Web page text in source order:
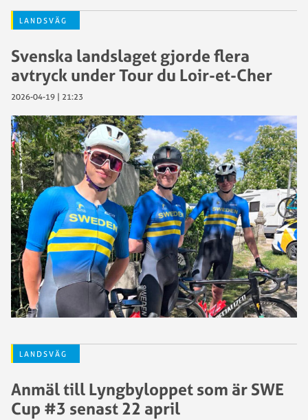
LANDSVÄG
Svenska landslaget gjorde flera
avtryck under Tour du Loir-et-Cher
2026-04-19 | 21:23
LANDSVÄG
Anmäl till Lyngbyloppet som är SWE
Cup #3 senast 22 april